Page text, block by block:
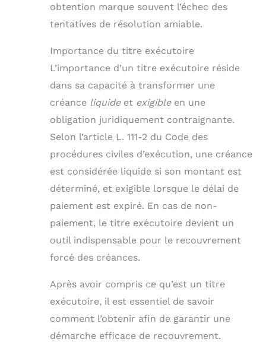
obtention marque souvent l’échec des
tentatives de résolution amiable.
Importance du titre exécutoire
L’importance d’un titre exécutoire réside
dans sa capacité à transformer une
créance liquideet exigibleen une
obligation juridiquement contraignante.
Selon l’article L. 111-2 du Code des
procédures civiles d’exécution, une créance
est considérée liquide si son montant est
déterminé, et exigible lorsque le délai de
paiement est expiré. En cas de non-
paiement, le titre exécutoire devient un
outil indispensable pour le recouvrement
forcé des créances.
Après avoir compris ce qu’est un titre
exécutoire, il est essentiel de savoir
comment l’obtenir afin de garantir une
démarche efficace de recouvrement.